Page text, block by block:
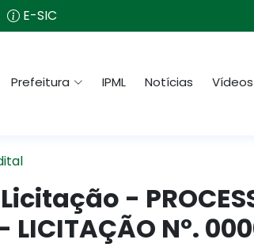
E-SIC
Prefeitura IPML Notícias Vídeos
-
LICITAÇÃO Nº.